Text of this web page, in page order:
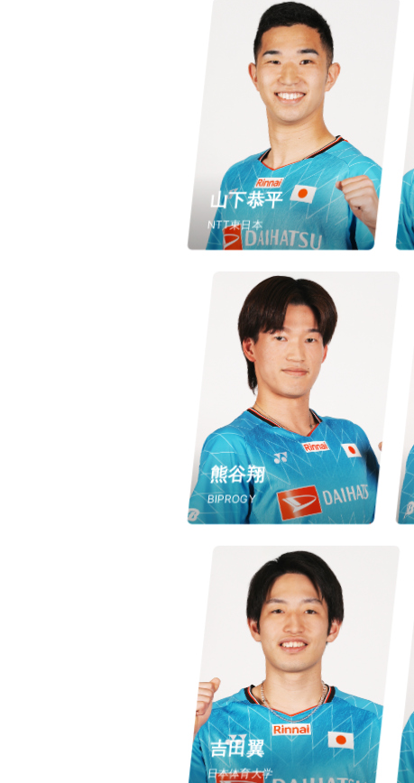
山下恭平
NTT東日本
熊谷翔
BIPROGY
吉田翼
日本体育大学